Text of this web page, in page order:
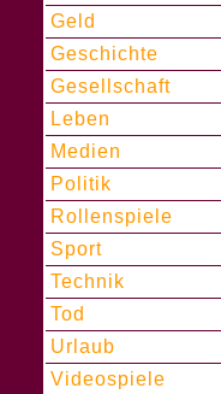
Geld
Geschichte
Gesellschaft
Leben
Medien
Politik
Rollenspiele
Sport
Technik
Tod
Urlaub
Videospiele